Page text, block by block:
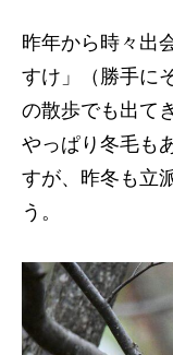
昨年から時々出
すけ」（勝手に
の散歩でも出て
やっぱり冬毛も
すが、昨冬も立
う。